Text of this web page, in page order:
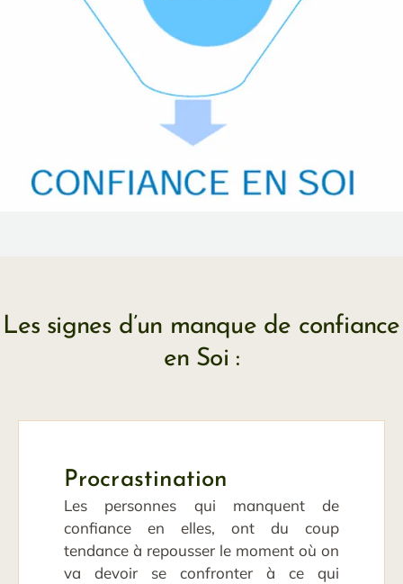
Les signes d’un manque de confiance
en Soi :
Procrastination
Les personnes qui manquent de
confiance en elles, ont du coup
tendance à repousser le moment où on
va devoir se confronter à ce qui